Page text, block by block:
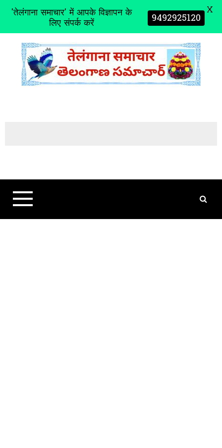
t
'तेलंगाना समाचार' में आपके विज्ञापन के
लिए संपर्क करें 9492925120 X